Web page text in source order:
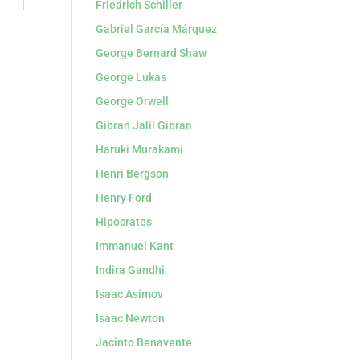
Friedrich Schiller
Gabriel García Márquez
George Bernard Shaw
George Lukas
George Orwell
Gibran Jalil Gibran
Haruki Murakami
Henri Bergson
Henry Ford
Hipocrates
Immanuel Kant
Indira Gandhi
Isaac Asimov
Isaac Newton
Jacinto Benavente